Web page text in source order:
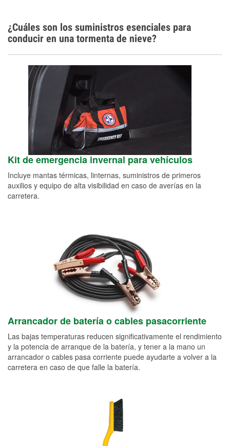
¿Cuáles son los suministros esenciales para
conducir en una tormenta de nieve?
Kit de emergencia invernal para vehículos
Incluye mantas térmicas, linternas, suministros de primeros
auxilios y equipo de alta visibilidad en caso de averías en la
carretera.
Arrancador de batería o cables pasacorriente
Las bajas temperaturas reducen significativamente el rendimiento
y la potencia de arranque de la batería, y tener a la mano un
arrancador o cables pasa corriente puede ayudarte a volver a la
carretera en caso de que falle la batería.